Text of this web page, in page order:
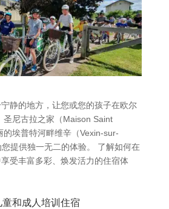
静的地方，让您或您的孩子在欧尔
圣尼古拉之家（Maison Saint
的埃普特河畔维辛（Vexin-sur-
提供独一无二的体验。 了解如何在
受丰富多彩、焕发活力的住宿体
和成人培训住宿